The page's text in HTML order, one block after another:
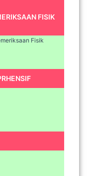
FISIK
Fisik